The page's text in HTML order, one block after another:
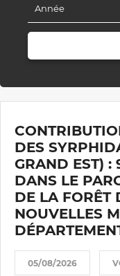
Année
DES
GRAND EST) :
DANS LE
DE LA FORÊT
NOUVELLES
05/08/2026